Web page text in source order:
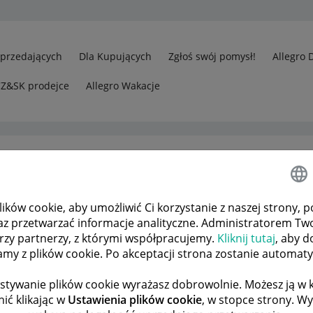
cookie, aby umożliwić Ci korzystanie z naszej strony,
przetwarzać informacje analityczne. Administratorem
partnerzy, z którymi współpracujemy. Kliknij tutaj, aby
z plików cookie. Po akceptacji strona zostanie
plików cookie wyrażasz dobrowolnie. Możesz ją w
klikając wUstawienia plików cookie, w stopce strony.
Dla Kupujących Zgłoś swój pomysł! Allegro
prodejce Allegro Wakacje
Allegro i „ochrona kupujących” uszkodzenie jednego
POPRZEDNIA NASTĘPNA